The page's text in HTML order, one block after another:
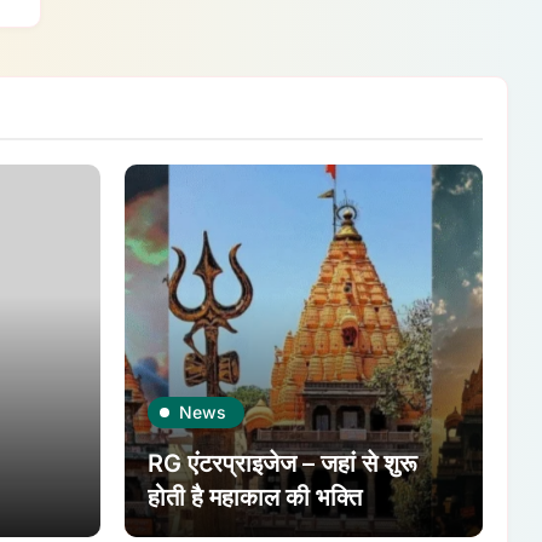
News
RG एंटरप्राइजेज – जहां से शुरू
होती है महाकाल की भक्ति